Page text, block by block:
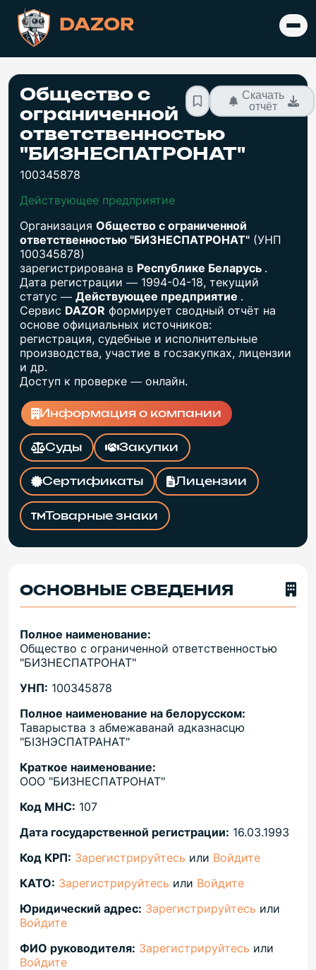
DAZOR
Общество с
ограниченной
ответственностью
"БИЗНЕСПАТРОНАТ"
100345878
Скачать
отчёт
Действующее предприятие
Организация Общество с ограниченной
ответственностью "БИЗНЕСПАТРОНАТ" (УНП
100345878)
зарегистрирована в Республике Беларусь .
Дата регистрации — 1994-04-18, текущий
статус — Действующее предприятие .
Сервис DAZOR формирует сводный отчёт на
основе официальных источников:
регистрация, судебные и исполнительные
производства, участие в госзакупках, лицензии
и др.
Доступ к проверке — онлайн.
Информация о компании
Суды Закупки
Сертификаты Лицензии
Товарные знаки
ОСНОВНЫЕ СВЕДЕНИЯ
Полное наименование:
Общество с ограниченной ответственностью
"БИЗНЕСПАТРОНАТ"
УНП: 100345878
Полное наименование на белорусском:
Таварыства з абмежаванай адказнасцю
"БIЗНЭСПАТРАНАТ"
Краткое наименование:
ООО "БИЗНЕСПАТРОНАТ"
Код МНС: 107
Дата государственной регистрации: 16.03.1993
Код КРП: Зарегистрируйтесь или Войдите
КАТО: Зарегистрируйтесь или Войдите
Юридический адрес: Зарегистрируйтесь или
Войдите
ФИО руководителя: Зарегистрируйтесь или
Войдите